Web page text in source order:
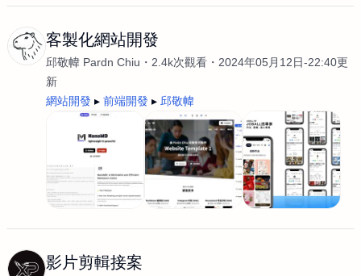
客製化網站開發
邱敬幃 Pardn Chiu 2.4k次觀看
2024年05月12日-22:40更
新
網站開發
前端開發 邱敬幃
影片剪輯接案